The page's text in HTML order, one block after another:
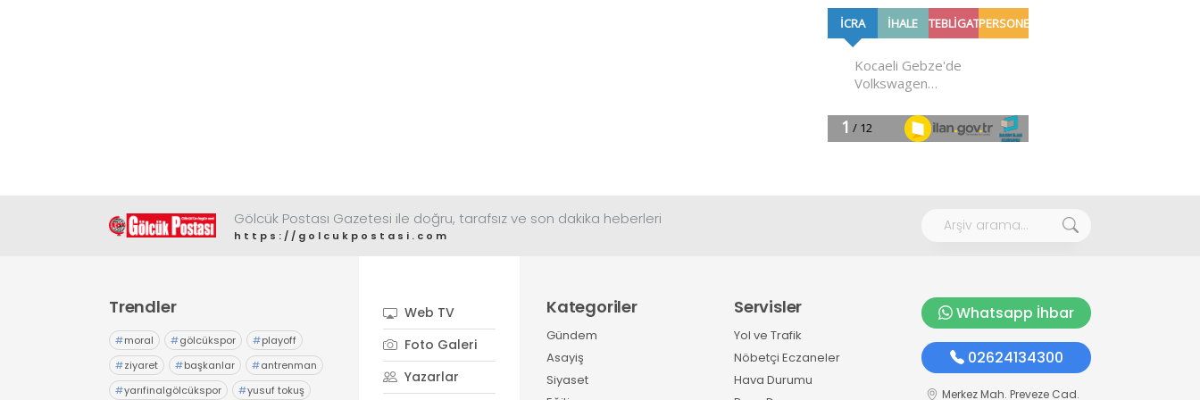
Gölcük Postası Gazetesi ile doğru, tarafsız ve son dakika heberleri
https://golcukpostasi.com
Trendler
#moral #gölcükspor #playoff
#ziyaret #başkanlar #antrenman
#yarıfinalgölcükspor #yusuf tokuş
Web TV
Foto Galeri
Yazarlar
Kategoriler
Gündem
Asayiş
Siyaset
Servisler
Yol ve Trafik
Nöbetçi Eczaneler
Hava Durumu
Whatsapp İhbar
02624134300
Merkez Mah. Preveze Cad.